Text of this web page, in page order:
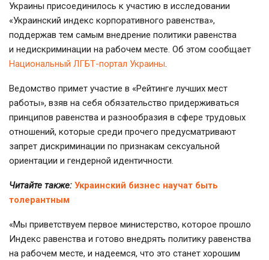
Украины присоединилось к участию в исследовании
«Украинский индекс корпоративного равенства»,
поддержав тем самым внедрение политики равенства
и недискриминации на рабочем месте. Об этом сообщает
Национальный ЛГБТ-портал Украины.
Ведомство примет участие в «Рейтинге лучших мест
работы», взяв на себя обязательство придерживаться
принципов равенства и разнообразия в сфере трудовых
отношений, которые среди прочего предусматривают
запрет дискриминации по признакам сексуальной
ориентации и гендерной идентичности.
Читайте также: Украинский бизнес научат быть
толерантным
«Мы приветствуем первое министерство, которое прошло
Индекс равенства и готово внедрять политику равенства
на рабочем месте, и надеемся, что это станет хорошим